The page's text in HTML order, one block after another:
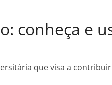
conheça e
que visa a